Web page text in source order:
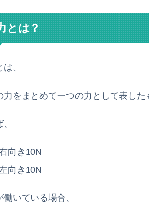
とは？
、
力をまとめて一つの力として表した
向き10N
左向き10N
働いている場合、